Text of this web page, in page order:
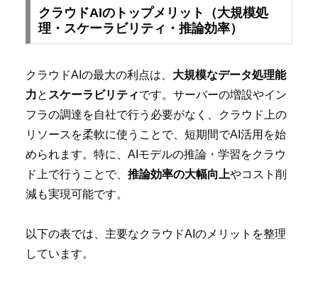
クラウドAIのトップメリット（大規模処
理・スケーラビリティ・推論効率）
クラウドAIの最大の利点は、 大規模なデータ処理能
力と スケーラビリティです。サーバーの増設やイン
フラの調達を自社で行う必要がなく、クラウド上の
リソースを柔軟に使うことで、短期間でAI活用を始
められます。特に、AIモデルの推論・学習をクラウ
ド上で行うことで、 推論効率の大幅向上やコスト削
減も実現可能です。
以下の表では、主要なクラウドAIのメリットを整理
しています。